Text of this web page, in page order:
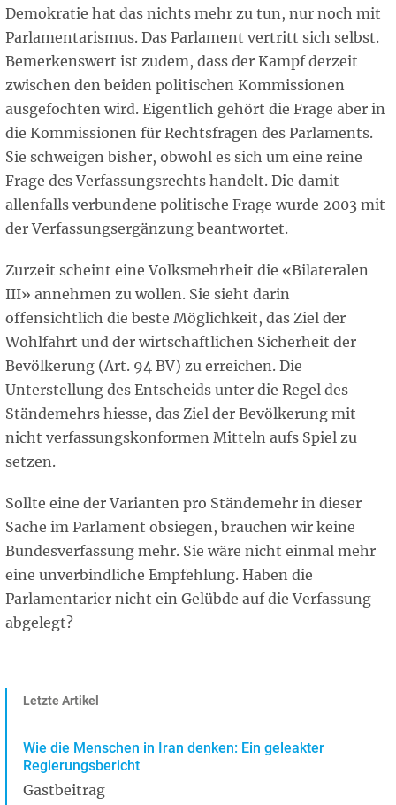
Demokratie hat das nichts mehr zu tun, nur noch mit
Parlamentarismus. Das Parlament vertritt sich selbst.
Bemerkenswert ist zudem, dass der Kampf derzeit
zwischen den beiden politischen Kommissionen
ausgefochten wird. Eigentlich gehört die Frage aber in
die Kommissionen für Rechtsfragen des Parlaments.
Sie schweigen bisher, obwohl es sich um eine reine
Frage des Verfassungsrechts handelt. Die damit
allenfalls verbundene politische Frage wurde 2003 mit
der Verfassungsergänzung beantwortet.
Zurzeit scheint eine Volksmehrheit die «Bilateralen
III» annehmen zu wollen. Sie sieht darin
offensichtlich die beste Möglichkeit, das Ziel der
Wohlfahrt und der wirtschaftlichen Sicherheit der
Bevölkerung (Art. 94 BV) zu erreichen. Die
Unterstellung des Entscheids unter die Regel des
Ständemehrs hiesse, das Ziel der Bevölkerung mit
nicht verfassungskonformen Mitteln aufs Spiel zu
setzen.
Sollte eine der Varianten pro Ständemehr in dieser
Sache im Parlament obsiegen, brauchen wir keine
Bundesverfassung mehr. Sie wäre nicht einmal mehr
eine unverbindliche Empfehlung. Haben die
Parlamentarier nicht ein Gelübde auf die Verfassung
abgelegt?
Letzte Artikel
Wie die Menschen in Iran denken: Ein geleakter
Regierungsbericht
Gastbeitrag